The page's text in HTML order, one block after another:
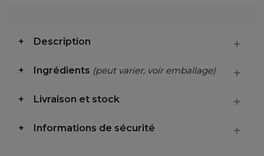
Description
Ingrédients (peut varier, voir emballage)
Livraison et stock
Informations de sécurité